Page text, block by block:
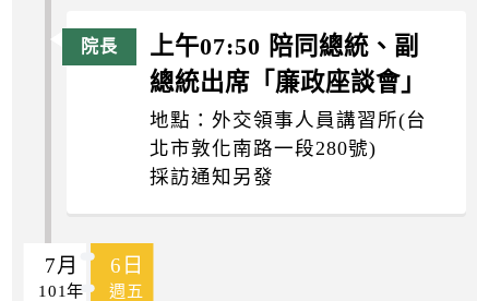
上午07:50 陪同總統、副
總統出席「廉政座談會」
地點：外交領事人員講習所(台
北市敦化南路一段280號)
採訪通知另發
7月 6日
101年 週五